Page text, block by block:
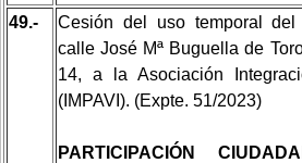
49.-
Cesión del uso temporal
calle José Mª Buguella de
14, a la Asociación
(IMPAVI). (Expte. 51/2023)
PARTICIPACIÓN